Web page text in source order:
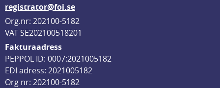
registrator@foi.se
Org.nr: 202100-5182
VAT SE202100518201
Fakturaadress
PEPPOL ID: 0007:2021005182
EDI adress: 2021005182
Org nr: 202100-5182